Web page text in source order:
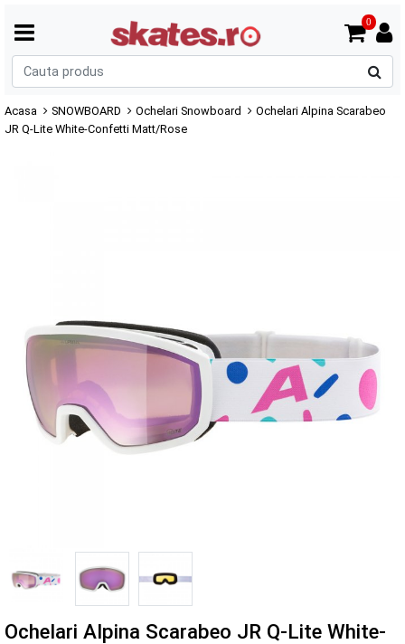
0
Acasa SNOWBOARD Ochelari Snowboard
Ochelari Alpina Scarabeo
JR Q-Lite White-Confetti Matt/Rose
Ochelari Alpina Scarabeo JR Q-Lite White-